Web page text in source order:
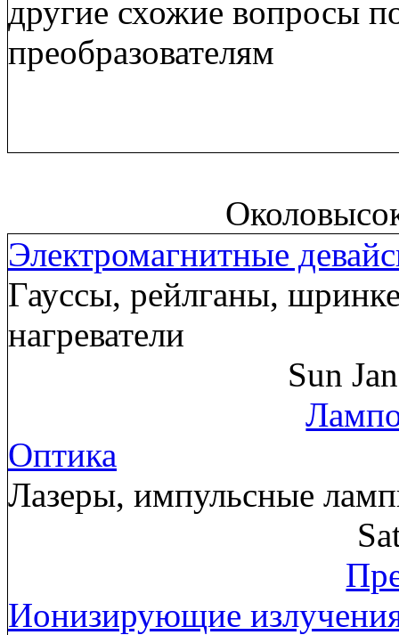
другие схожие вопросы
преобразователям
Электромагнитные
Гауссы, рейлганы,
нагреватели
Sun
Оптика
Лазеры, импульсные
Ионизирующие